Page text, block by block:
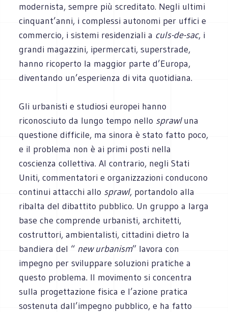
modernista, sempre più screditato. Negli ultimi
cinquant’anni, i complessi autonomi per uffici e
commercio, i sistemi residenziali a culs-de-sac, i
grandi magazzini, ipermercati, superstrade,
hanno ricoperto la maggior parte d’Europa,
diventando un’esperienza di vita quotidiana.
Gli urbanisti e studiosi europei hanno
riconosciuto da lungo tempo nello sprawluna
questione difficile, ma sinora è stato fatto poco,
e il problema non è ai primi posti nella
coscienza collettiva. Al contrario, negli Stati
Uniti, commentatori e organizzazioni conducono
continui attacchi allo sprawl, portandolo alla
ribalta del dibattito pubblico. Un gruppo a larga
base che comprende urbanisti, architetti,
costruttori, ambientalisti, cittadini dietro la
bandiera del “ new urbanism” lavora con
impegno per sviluppare soluzioni pratiche a
questo problema. Il movimento si concentra
sulla progettazione fisica e l’azione pratica
sostenuta dall’impegno pubblico, e ha fatto